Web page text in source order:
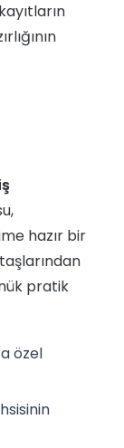
hazır bir
pratik
özel